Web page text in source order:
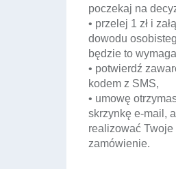
poczekaj na
• przelej 1 zł i
dowodu
będzie to
• potwierdź
kodem z SMS,
• umowę
skrzynkę e-mail,
realizować Twoje
zamówienie.